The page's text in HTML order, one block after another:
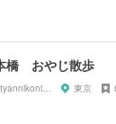
橋 おやじ散歩
東京